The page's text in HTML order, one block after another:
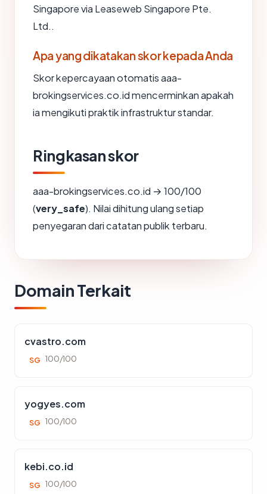
Singapore via Leaseweb Singapore Pte.
Ltd..
Apa yang dikatakan skor kepada Anda
Skor kepercayaan otomatis aaa-
brokingservices.co.id mencerminkan apakah
ia mengikuti praktik infrastruktur standar.
Ringkasan skor
aaa-brokingservices.co.id → 100/100
(very_safe). Nilai dihitung ulang setiap
penyegaran dari catatan publik terbaru.
Domain Terkait
cvastro.com
SG 100/100
yogyes.com
SG 100/100
kebi.co.id
SG 100/100